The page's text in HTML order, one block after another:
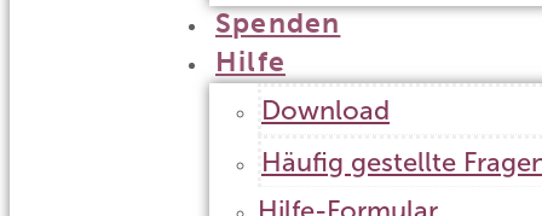
Spenden
Hilfe
Download
Häufig gestellte